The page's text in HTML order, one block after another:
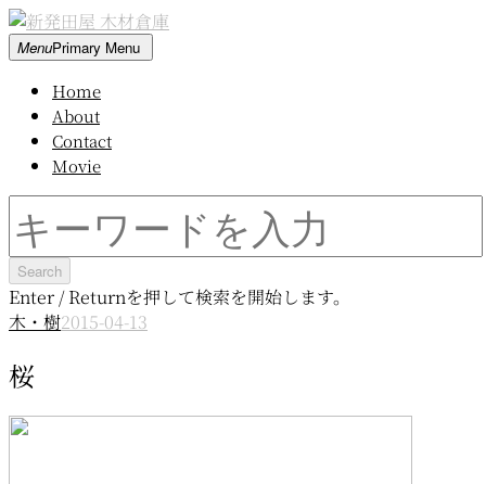
Skip
to
新
倉
庫
MenuPrimary Menu
Home
About
Contact
Movie
for:
Enter / Returnを押して検索を開始します。
木・樹2015-04-13
桜